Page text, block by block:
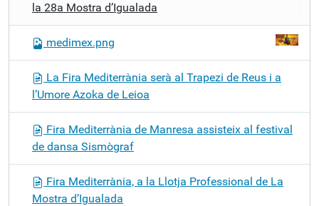
la 28a Mostra d’Igualada
medimex.png
La Fira Mediterrània serà al Trapezi de Reus i a
l’Umore Azoka de Leioa
Fira Mediterrània de Manresa assisteix al festival
de dansa Sismògraf
Fira Mediterrània, a la Llotja Professional de La
Mostra d’Igualada